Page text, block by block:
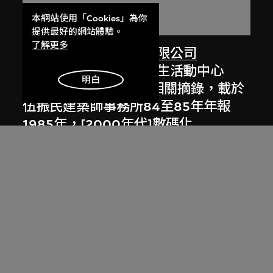
劉榮廣伍振民建築師有限公司
香港中文大學眾志堂學生活動中心
（約1970至1972年）相關摘錄，載於
伍振民建築師事務所84至85年年報
1985年，[2000年代]數碼化
本網站使用「Cookies」為你
提供最好的網站體驗。
了解更多
明白